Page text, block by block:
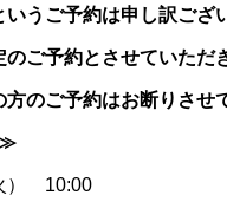
うご予約は申し訳ござ
ご予約とさせていただ
のご予約はお断りさせ
≫
） 10:00